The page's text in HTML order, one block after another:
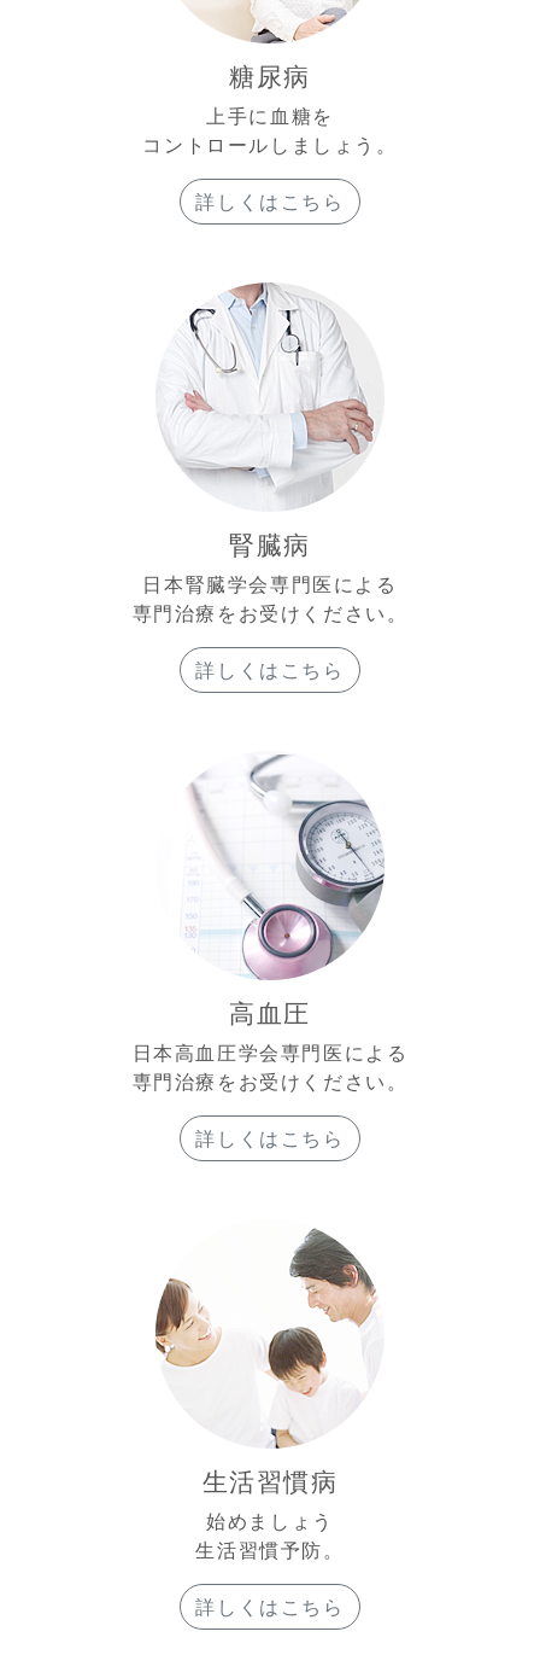
糖尿病
上手に血糖を
コントロールしましょう。
詳しくはこちら
腎臓病
日本腎臓学会専門医による
専門治療をお受けください。
詳しくはこちら
高血圧
日本高血圧学会専門医による
専門治療をお受けください。
詳しくはこちら
生活習慣病
始めましょう
生活習慣予防。
詳しくはこちら